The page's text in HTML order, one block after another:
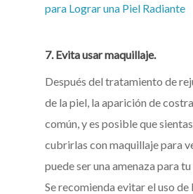
para Lograr una Piel Radiante
7. Evita usar maquillaje.
Después del tratamiento de
de la piel, la aparición de
común, y es posible que
cubrirlas con maquillaje para
puede ser una amenaza para
Se recomienda evitar el uso de